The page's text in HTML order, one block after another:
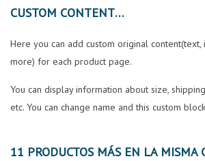
CUSTOM CONTENT
Here you can add custom original content(text,
more) for each product page.
You can display information about size,
etc. You can change name and this custom